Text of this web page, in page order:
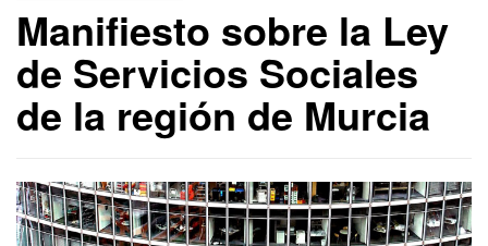
Manifiesto sobre la Ley
de Servicios Sociales
de la región de Murcia